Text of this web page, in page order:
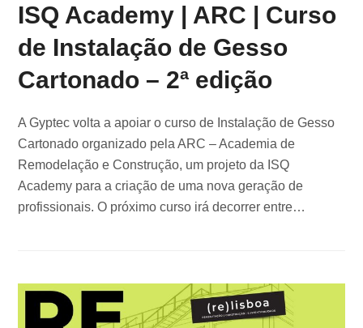
ISQ Academy | ARC | Curso
de Instalação de Gesso
Cartonado – 2ª edição
A Gyptec volta a apoiar o curso de Instalação de Gesso
Cartonado organizado pela ARC – Academia de
Remodelação e Construção, um projeto da ISQ
Academy para a criação de uma nova geração de
profissionais. O próximo curso irá decorrer entre…